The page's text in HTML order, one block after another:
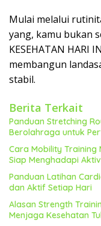
Mulai melalui
yang, kamu bukan
KESEHATAN HARI
membangun
stabil.
Berita Terkait
Panduan Stretching
Berolahraga untuk
Cara Mobility Training
Siap Menghadapi
Panduan Latihan
dan Aktif Setiap Hari
Alasan Strength
Menjaga Kesehatan